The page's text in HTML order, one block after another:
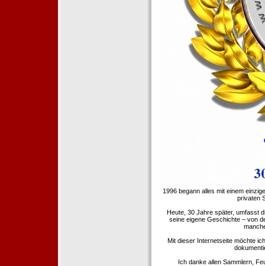
1996 begann alles mit einem
privaten
Heute, 30 Jahre später, umfasst
seine eigene Geschichte – von
Mit dieser Internetseite möchte
Ich danke allen Sammlern,